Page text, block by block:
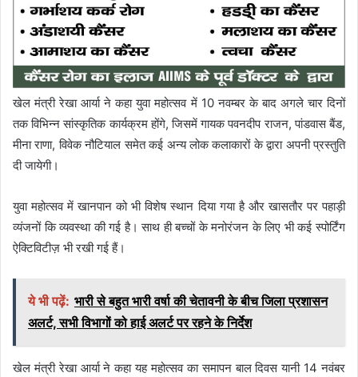
खेल मंत्री रेखा आर्या ने कहा युवा महोत्सव में 10 नवम्बर के बाद अगले चार दिनों
तक विभिन्न सांस्कृतिक कार्यक्रम होंगे, जिसमें गायक पवनदीप राजन, पांडवास बैंड,
मीना राणा, विवेक नौटियाल समेत कई अन्य लोक कलाकारों के द्वारा अपनी प्रस्तुति
दी जायेगी।
युवा महोत्सव में खानपान को भी विशेष स्थान दिया गया है और खासतौर पर पहाड़ी
व्यंजनों कि व्यवस्था की गई है। साथ ही बच्चों के मनोरंजन के लिए भी कई स्पोर्टिंग
ऐक्टिविटीज़ भी रखी गई हैं।
ये भी पढ़ें: भारी से बहुत भारी वर्षा की चेतावनी के बीच जिला प्रशासन
अलर्ट, सभी विभागों को हाई अलर्ट पर रहने के निर्देश
खेल मंत्री रेखा आर्या ने कहा यह महोत्सव का समापन बाल दिवस यानी 14 नवंबर